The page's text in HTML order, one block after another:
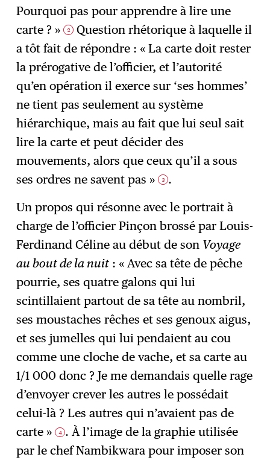
Pourquoi pas pour apprendre à lire une
carte ? » 2
Question rhétorique à laquelle il
a tôt fait de répondre : « La carte doit rester
la prérogative de l’officier, et l’autorité
qu’en opération il exerce sur ‘ses hommes’
ne tient pas seulement au système
hiérarchique, mais au fait que lui seul sait
lire la carte et peut décider des
mouvements, alors que ceux qu’il a sous
ses ordres ne savent pas » 3 .
Un propos qui résonne avec le portrait à
charge de l’officier Pinçon brossé par Louis-
Ferdinand Céline au début de son Voyage
au bout de la nuit : « Avec sa tête de pêche
pourrie, ses quatre galons qui lui
scintillaient partout de sa tête au nombril,
ses moustaches rêches et ses genoux aigus,
et ses jumelles qui lui pendaient au cou
comme une cloche de vache, et sa carte au
1/1 000 donc ? Je me demandais quelle rage
d’envoyer crever les autres le possédait
celui-là ? Les autres qui n’avaient pas de
carte » 4 . À l’image de la graphie utilisée
par le chef Nambikwara pour imposer son